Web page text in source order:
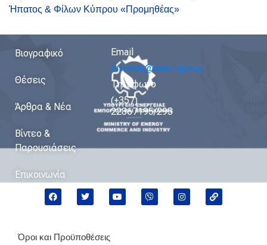
Ήπατος & Φίλων Κύπρου «Προμηθέας»
Βιογραφικό
Θέσεις
Άρθρα & Νέα
Βίντεο &
Παρουσιάσεις
Επικοινωνία
Email
minister@meci.gov.cy
Τηλέφωνο
(+357)
22867195/295
Όροι και Προϋποθέσεις